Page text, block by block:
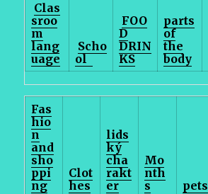
Clas
sroo
m
lang
uage
Scho
ol
FOO
D
DRIN
KS
parts
of
the
body
Fas
hio
n
and
sho
ppi
ng
Clot
hes
lids
ký
cha
rakt
er
Mo
nth
s
pets